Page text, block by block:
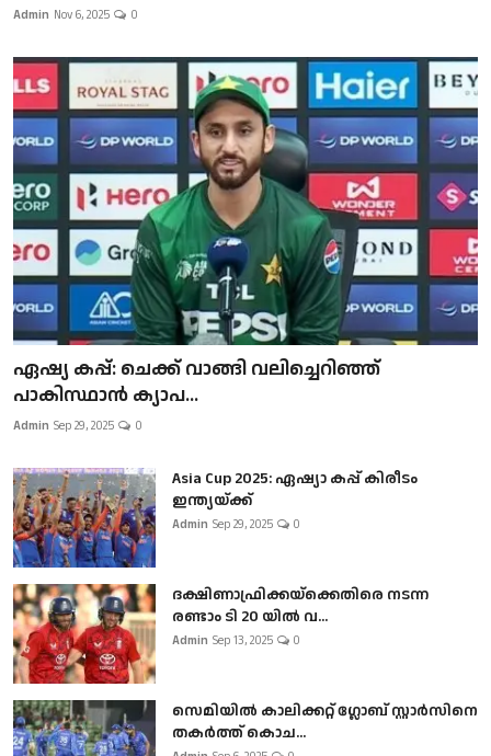
Admin Nov 6, 2025 0
ഏഷ്യ കപ്പ്: ചെക്ക് വാങ്ങി വലിച്ചെറിഞ്ഞ്
പാകിസ്ഥാൻ ക്യാപ...
Admin Sep 29, 2025 0
Asia Cup 2025: ഏഷ്യാ കപ്പ് കിരീടം
ഇന്ത്യയ്ക്ക്
Admin Sep 29, 2025 0
ദക്ഷിണാഫ്രിക്കയ്‌ക്കെതിരെ നടന്ന
രണ്ടാം ടി 20 യിൽ വ...
Admin Sep 13, 2025 0
സെമിയിൽ കാലിക്കറ്റ് ഗ്ലോബ് സ്റ്റാർസിനെ
തകർത്ത് കൊച...